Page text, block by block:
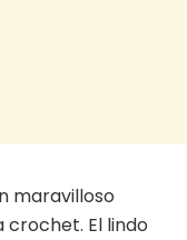
maravilloso
crochet. El lindo